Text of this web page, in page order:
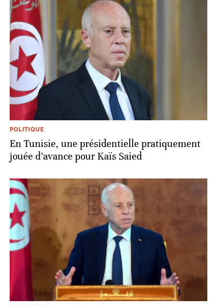
POLITIQUE
En Tunisie, une présidentielle pratiquement
jouée d’avance pour Kaïs Saied